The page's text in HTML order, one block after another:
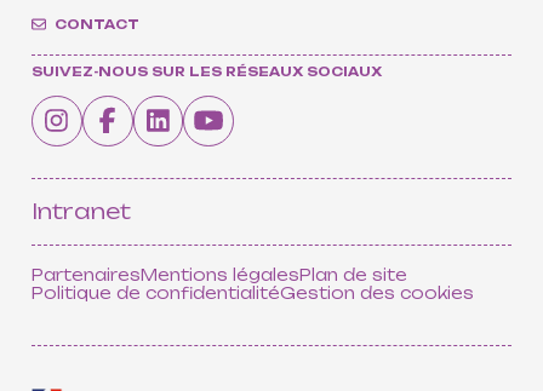
CONTACT
SUIVEZ-NOUS SUR LES RÉSEAUX SOCIAUX
Intranet
PartenairesMentions légalesPlan de site
Politique de confidentialitéGestion des cookies